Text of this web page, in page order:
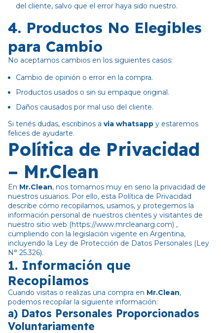
del cliente, salvo que el error haya sido nuestro.
4. Productos No Elegibles
para Cambio
No aceptamos cambios en los siguientes casos:
Cambio de opinión o error en la compra.
Productos usados o sin su empaque original.
Daños causados por mal uso del cliente.
Si tenés dudas, escribinos a via whatsapp y estaremos
felices de ayudarte.
Política de Privacidad
– Mr.Clean
En Mr.Clean, nos tomamos muy en serio la privacidad de
nuestros usuarios. Por ello, esta Política de Privacidad
describe cómo recopilamos, usamos, y protegemos la
información personal de nuestros clientes y visitantes de
nuestro sitio web (https://www.mrcleanarg.com) ,
cumpliendo con la legislación vigente en Argentina,
incluyendo la Ley de Protección de Datos Personales (Ley
N° 25.326).
1. Información que
Recopilamos
Cuando visitas o realizas una compra en Mr.Clean,
podemos recopilar la siguiente información:
a) Datos Personales Proporcionados
Voluntariamente